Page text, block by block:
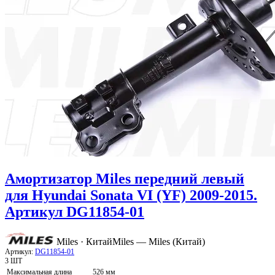
Амортизатор Miles передний левый
для Hyundai Sonata VI (YF) 2009-2015.
Артикул DG11854-01
Miles · КитайMiles — Miles (Китай)
Артикул: DG11854-01
3 ШТ
Максимальная длина
526 мм